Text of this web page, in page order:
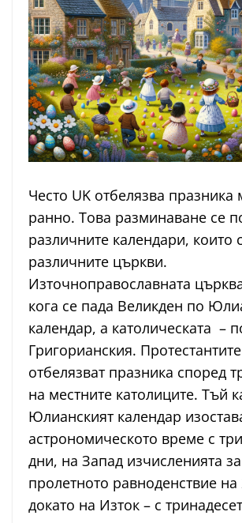
Често UK отбелязва празника
ранно. Това разминаване се
различните календари, които
различните църкви.
Източноправославната
кога се пада Великден по
календар, а католическата –
Григорианския.
отбелязват празника според
на местните католиците. Тъй
Юлианският календар
астрономическото време с
дни, на Запад изчисленията
пролетното равноденствие на
докато на Изток – с